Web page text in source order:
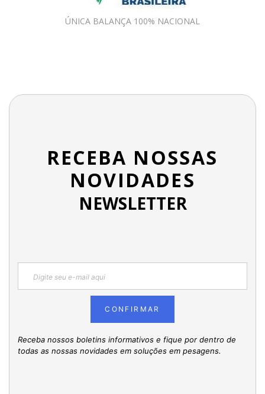
ÚNICA BALANÇA 100% NACIONAL
RECEBA NOSSAS
NOVIDADES
NEWSLETTER
CONFIRMAR
Receba nossos boletins informativos e fique por dentro de
todas as nossas novidades em soluções em pesagens.